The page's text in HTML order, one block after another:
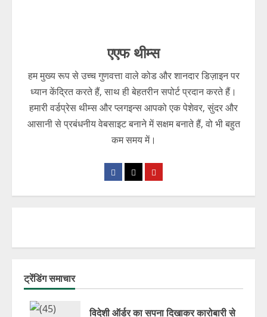
एएफ थीम्स
हम मुख्य रूप से उच्च गुणवत्ता वाले कोड और शानदार डिज़ाइन पर
ध्यान केंद्रित करते हैं, साथ ही बेहतरीन सपोर्ट प्रदान करते हैं।
हमारी वर्डप्रेस थीम्स और प्लगइन्स आपको एक पेशेवर, सुंदर और
आसानी से प्रबंधनीय वेबसाइट बनाने में सक्षम बनाते हैं, वो भी बहुत
कम समय में।
ट्रेंडिंग समाचार
विदेशी ऑर्डर का सपना दिखाकर कारोबारी से